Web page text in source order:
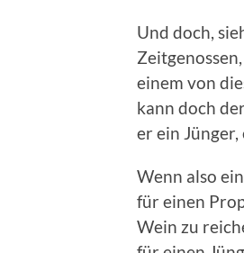
Und doch,
einem von
kann doch
er ein Jünger,
Wenn also
für einen
Wein zu